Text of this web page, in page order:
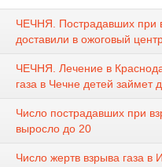
ЧЕЧНЯ. Пострадавших при
доставили в ожоговый
ЧЕЧНЯ. Лечение в
газа в Чечне детей займет
Число пострадавших при
выросло до 20
Число жертв взрыва газа в